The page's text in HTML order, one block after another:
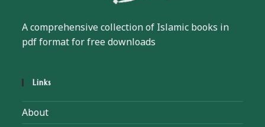
A comprehensive collection of Islamic books in
pdf format for free downloads
Links
About